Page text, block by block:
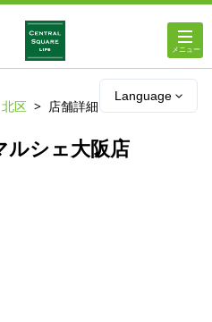
Language
北区 店舗詳細
ルシェ大阪店